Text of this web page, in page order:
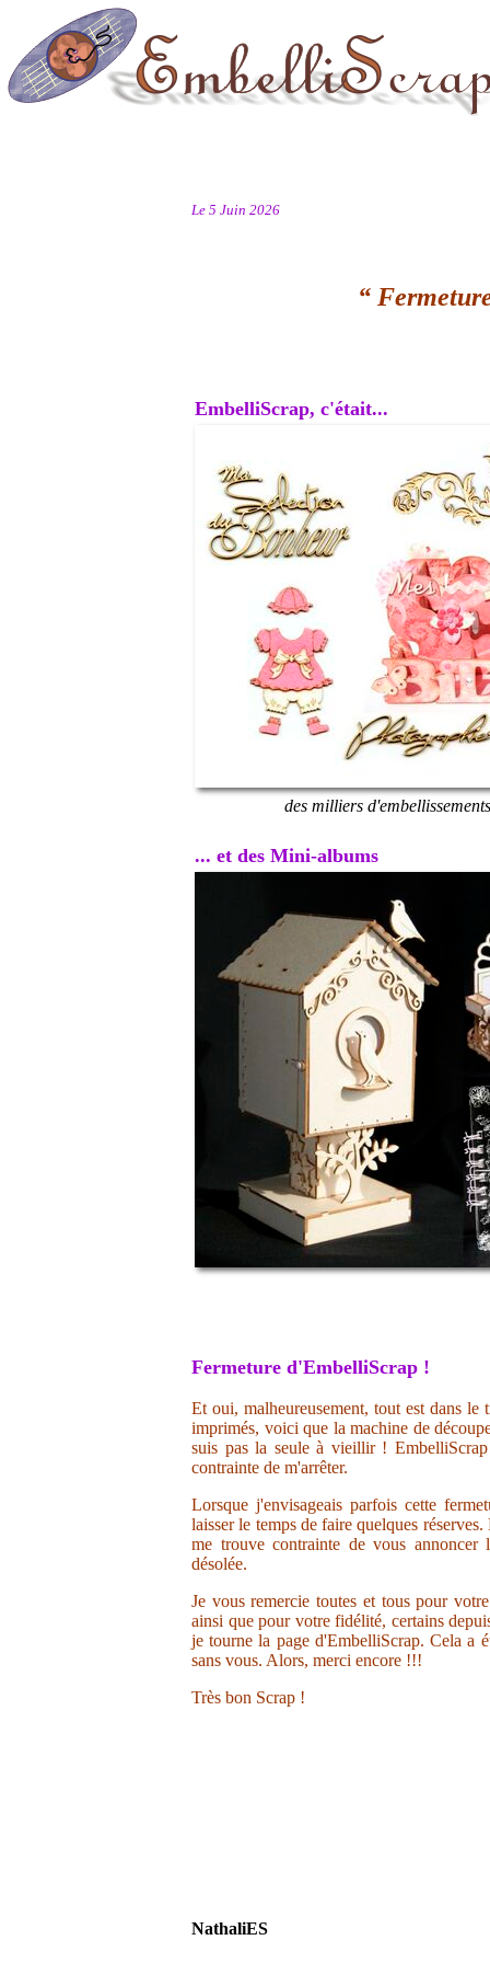
Le 5 Juin 2026
“
EmbelliScrap, c'était...
des milliers
... et des Mini-albums
Fermeture d'EmbelliScrap !
Et oui, malheureusement, tout est dans
imprimés, voici que la machine de
suis pas la seule à vieillir !
contrainte de m'arrêter.
Lorsque j'envisageais parfois cette
laisser le temps de faire quelques
me trouve contrainte de vous annoncer
désolée.
Je vous remercie toutes et tous pour
ainsi que pour votre fidélité, certains
je tourne la page d'EmbelliScrap. Cela a
sans vous. Alors, merci encore !!!
Très bon Scrap !
NathaliES